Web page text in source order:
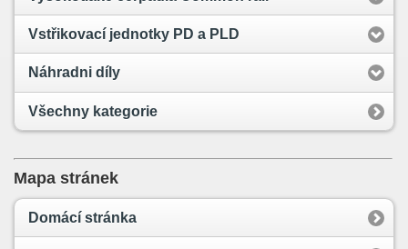
Vstřikovací jednotky PD a PLD
Náhradni díly
Všechny kategorie
Mapa stránek
Domácí stránka